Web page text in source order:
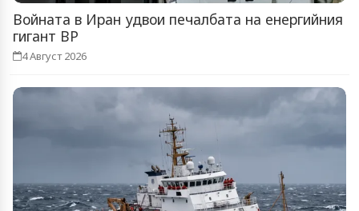
Войната в Иран удвои печалбата на енергийния
гигант BP
4 Август 2026